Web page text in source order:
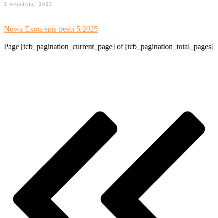
2 września, 2025
Nowa Exota spis treści 5/2025
Page [tcb_pagination_current_page] of [tcb_pagination_total_pages]